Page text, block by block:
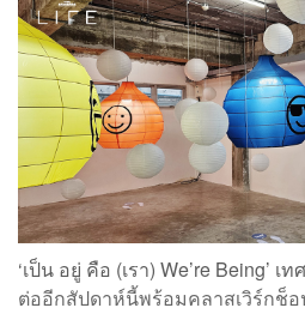
‘เป็น อยู่ คือ (เรา) We’re Being’ เท
ต่ออีกสัปดาห์นี้พร้อมคลาสเวิร์กช็อ